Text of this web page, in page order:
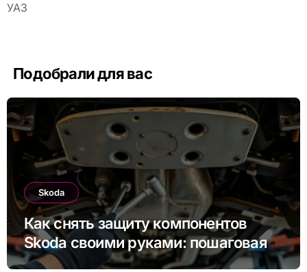
УАЗ
Подобрали для вас
Skoda
Как снять защиту компонентов
Skoda своими руками: пошаговая
инструкция для Rapid, Octavia и